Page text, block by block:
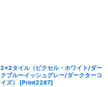
2x2タイル（ピクセル・ホワイト/ダー
クブルーイッシュグレー/ダークターコ
イズ）
[Print2287]